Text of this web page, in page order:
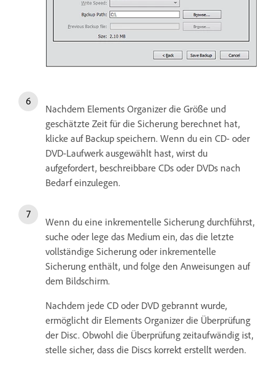
Nachdem Elements Organizer die Größe und
geschätzte Zeit für die Sicherung berechnet hat,
klicke auf Backup speichern. Wenn du ein CD- oder
DVD-Laufwerk ausgewählt hast, wirst du
aufgefordert, beschreibbare CDs oder DVDs nach
Bedarf einzulegen.
Wenn du eine inkrementelle Sicherung durchführst,
suche oder lege das Medium ein, das die letzte
vollständige Sicherung oder inkrementelle
Sicherung enthält, und folge den Anweisungen auf
dem Bildschirm.
Nachdem jede CD oder DVD gebrannt wurde,
ermöglicht dir Elements Organizer die Überprüfung
der Disc. Obwohl die Überprüfung zeitaufwändig ist,
stelle sicher, dass die Discs korrekt erstellt werden.